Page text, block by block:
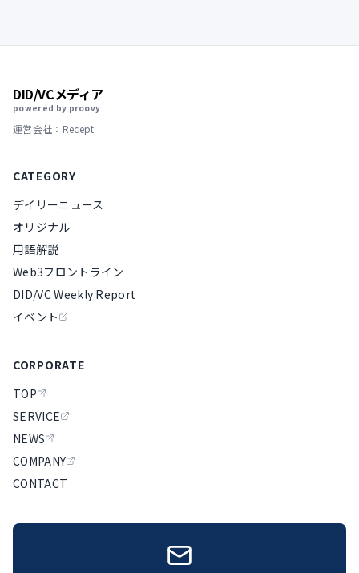
DID/VCメディア
powered by proovy
運営会社：Recept
CATEGORY
デイリーニュース
オリジナル
用語解説
Web3フロントライン
DID/VC Weekly Report
イベント
CORPORATE
TOP
SERVICE
NEWS
COMPANY
CONTACT